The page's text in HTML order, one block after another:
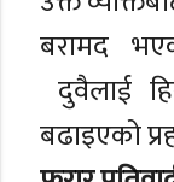
बरामद
दुवैलाई
बढाइएको